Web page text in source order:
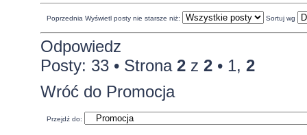
Poprzednia Wyświetl posty nie starsze niż: Sortuj wg
Odpowiedz
Posty: 33 • Strona 2z 2• 1, 2
Wróć do Promocja
Przejdź do: